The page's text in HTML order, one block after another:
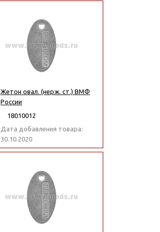
Жетон овал. (нерж. ст.) ВМФ
России
18010012
Дата добавления товара:
30.10.2020